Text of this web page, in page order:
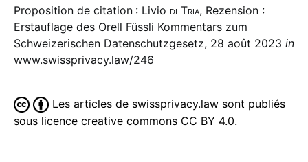
Proposition de citation : Livio di Tria, Rezension :
Erstauflage des Orell Füssli Kommentars zum
Schweizerischen Datenschutzgesetz, 28 août 2023 in
www.swissprivacy.law/246
Les articles de swissprivacy.law sont publiés
sous licence creative commons CC BY 4.0.